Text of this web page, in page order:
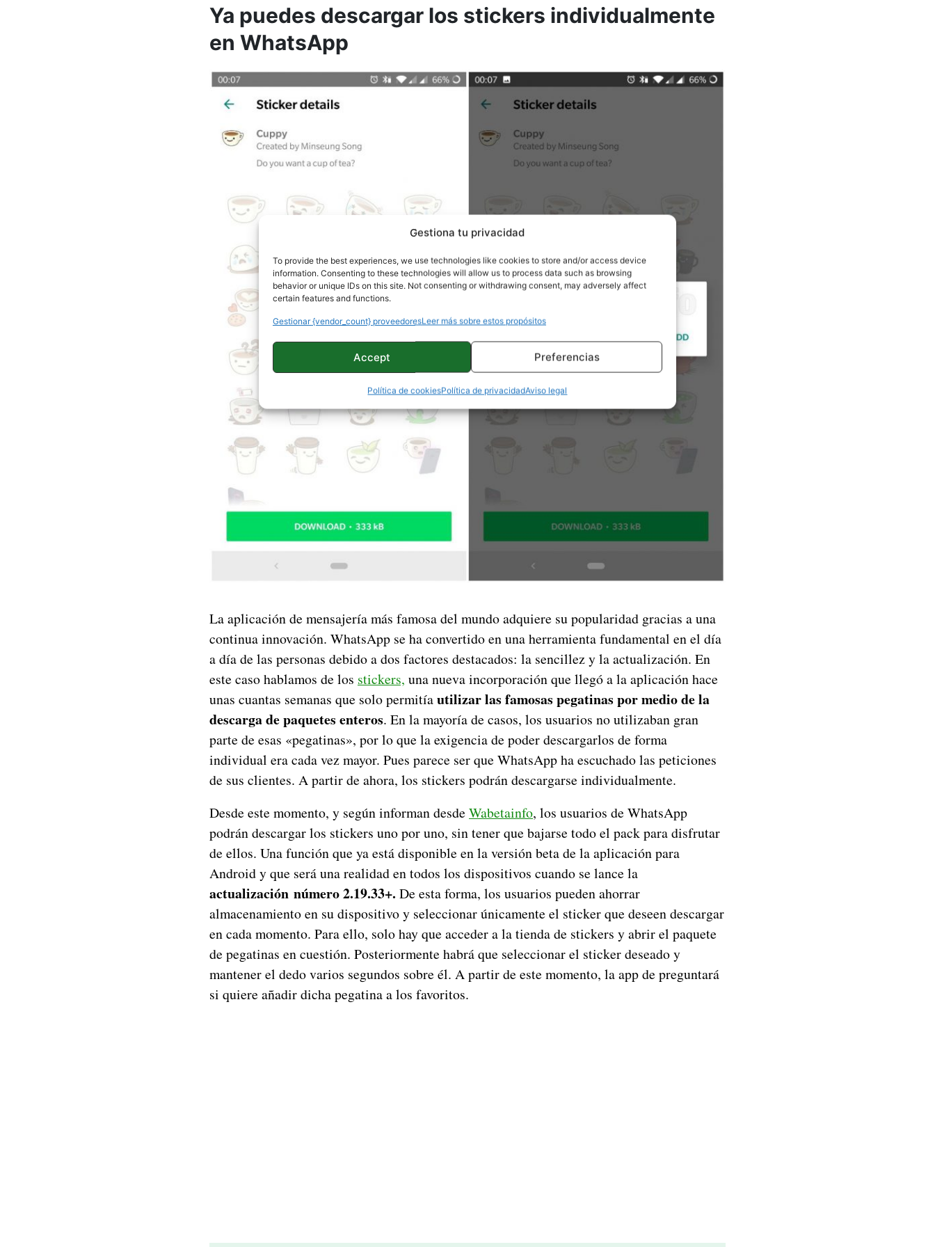
Gestiona tu privacidad
To provide the best experiences, we use technologies like cookies to store and/or access device
information. Consenting to these technologies will allow us to process data such as browsing
behavior or unique IDs on this site. Not consenting or withdrawing consent, may adversely affect
certain features and functions.
Gestionar {vendor_count} proveedoresLeer más sobre estos propósitos
Accept Preferencias
Política de cookiesPolítica de privacidadAviso legal
Ya puedes descargar los stickers individualmente
en WhatsApp
La aplicación de mensajería más famosa del mundo adquiere su popularidad gracias a una
continua innovación. WhatsApp se ha convertido en una herramienta fundamental en el día
a día de las personas debido a dos factores destacados: la sencillez y la actualización. En
este caso hablamos de los stickers, una nueva incorporación que llegó a la aplicación hace
unas cuantas semanas que solo permitíautilizar las famosas pegatinas por medio de la
descarga de paquetes enteros. En la mayoría de casos, los usuarios no utilizaban gran
parte de esas «pegatinas», por lo que la exigencia de poder descargarlos de forma
individual era cada vez mayor. Pues parece ser que WhatsApp ha escuchado las peticiones
de sus clientes. A partir de ahora, los stickers podrán descargarse individualmente.
Desde este momento, y según informan desde Wabetainfo, los usuarios de WhatsApp
podrán descargar los stickers uno por uno, sin tener que bajarse todo el pack para disfrutar
de ellos. Una función que ya está disponible en la versión beta de la aplicación para
Android y que será una realidad en todos los dispositivos cuando se lance la
actualización número 2.19.33+. De esta forma, los usuarios pueden ahorrar
almacenamiento en su dispositivo y seleccionar únicamente el sticker que deseen descargar
en cada momento. Para ello, solo hay que acceder a la tienda de stickers y abrir el paquete
de pegatinas en cuestión. Posteriormente habrá que seleccionar el sticker deseado y
mantener el dedo varios segundos sobre él. A partir de este momento, la app de preguntará
si quiere añadir dicha pegatina a los favoritos.